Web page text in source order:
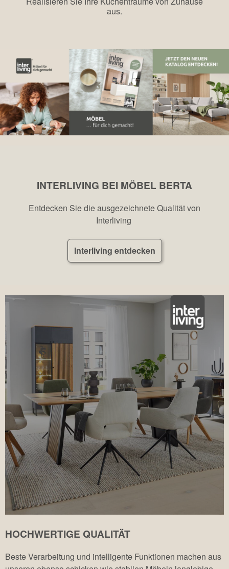
aus.
INTERLIVING BEI MÖBEL BERTA
Entdecken Sie die ausgezeichnete Qualität von
Interliving
Interliving entdecken
HOCHWERTIGE QUALITÄT
Beste Verarbeitung und intelligente Funktionen machen aus